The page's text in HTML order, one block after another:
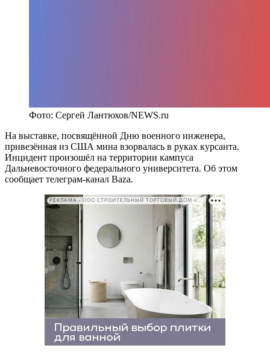
Фото: Сергей Лантюхов/NEWS.ru
На выставке, посвящённой Дню военного инженера,
привезённая из США мина взорвалась в руках курсанта.
Инцидент произошёл на территории кампуса
Дальневосточного федерального университета. Об этом
сообщает телеграм-канал Baza.
РЕКЛАМА • ООО СТРОИТЕЛЬНЫЙ ТОРГОВЫЙ ДОМ «ПЕТРОВИЧ». ИНН: 7802348846